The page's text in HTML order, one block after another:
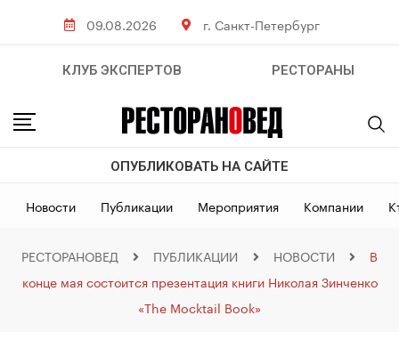
09.08.2026 г. Санкт-Петербург
КЛУБ ЭКСПЕРТОВ РЕСТОРАНЫ
ОПУБЛИКОВАТЬ НА САЙТЕ
Новости Публикации Мероприятия Компании
РЕСТОРАНОВЕД ПУБЛИКАЦИИ НОВОСТИ
В
конце мая состоится презентация книги Николая Зинченко
«The Mocktail Book»